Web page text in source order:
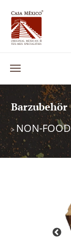
Barzubehör
> NON-FOOD